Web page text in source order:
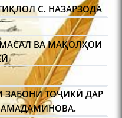
С. НАЗАРЗОДА
ВА МАҚОЛҲОИ
ТОҶИКӢ ДАР